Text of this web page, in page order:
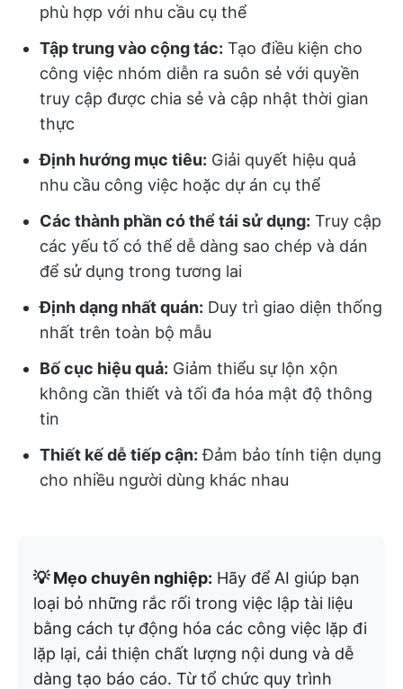
phù hợp với nhu cầu cụ thể
Tập trung vào cộng tác: Tạo điều kiện cho
công việc nhóm diễn ra suôn sẻ với quyền
truy cập được chia sẻ và cập nhật thời gian
thực
Định hướng mục tiêu: Giải quyết hiệu quả
nhu cầu công việc hoặc dự án cụ thể
Các thành phần có thể tái sử dụng: Truy cập
các yếu tố có thể dễ dàng sao chép và dán
để sử dụng trong tương lai
Định dạng nhất quán: Duy trì giao diện thống
nhất trên toàn bộ mẫu
Bố cục hiệu quả: Giảm thiểu sự lộn xộn
không cần thiết và tối đa hóa mật độ thông
tin
Thiết kế dễ tiếp cận: Đảm bảo tính tiện dụng
cho nhiều người dùng khác nhau
💡 Mẹo chuyên nghiệp: Hãy để AI giúp bạn
loại bỏ những rắc rối trong việc lập tài liệu
bằng cách tự động hóa các công việc lặp đi
lặp lại, cải thiện chất lượng nội dung và dễ
dàng tạo báo cáo. Từ tổ chức quy trình